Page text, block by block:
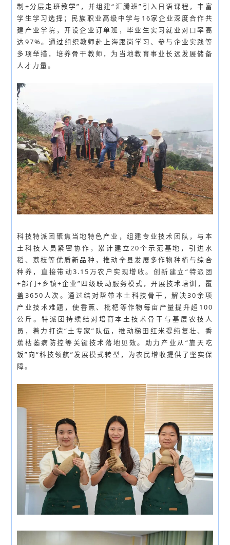
制+分层走班教学”，并组建“汇腾班”引入日语课程，丰富
学生学习选择；民族职业高级中学与16家企业深度合作共
建产业学院，开设企业订单班，毕业生实习就业对口率高
达97%。通过组织教师赴上海跟岗学习、参与企业实践等
多项举措，培养骨干教师，为当地教育事业长远发展储备
人才力量。
科技特派团聚焦当地特色产业，组建专业技术团队，与本
土科技人员紧密协作，累计建立20个示范基地，引进水
稻、荔枝等优质新品种，推动全县发展多作物种植与综合
种养，直接带动3.15万农户实现增收。创新建立“特派团
+部门+乡镇+企业”四级联动服务模式，开展技术培训，覆
盖3650人次。通过结对帮带本土科技骨干，解决30余项
产业技术难题，使香蕉、枇杷等作物每亩产量提升超100
公斤。特派团持续结对培育本土技术骨干与基层农技人
员，着力打造“土专家”队伍，推动梯田红米提纯复壮、香
蕉枯萎病防控等关键技术落地见效。助力产业从“靠天吃
饭”向“科技领航”发展模式转型，为农民增收提供了坚实保
障。